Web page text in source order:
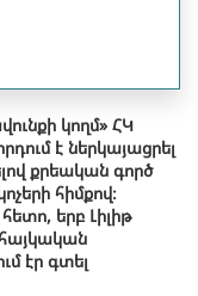
կողմ» ՀԿ
է ներկայացրել
քրեական գործ
հիմքով։
երբ Լիլիթ
էր գտել